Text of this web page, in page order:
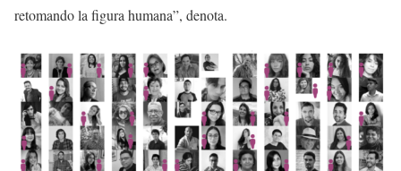
retomando la figura humana”, denota.